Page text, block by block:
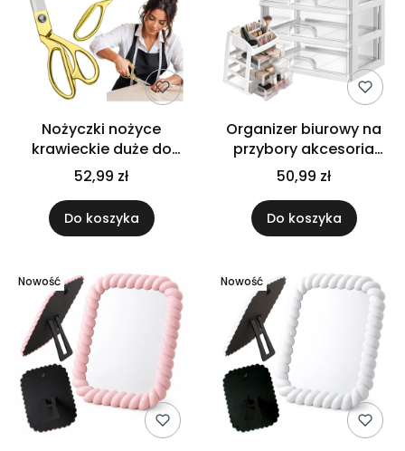
Nożyczki nożyce
krawieckie duże do
cięcia tkanin i
materiałów złote ostre
26 cm
52,99 zł
Do koszyka
Organizer biurowy na
przybory akcesoria
szkolne biurowe
przybornik biurko
50,99 zł
Do koszyka
Nowość Nowość